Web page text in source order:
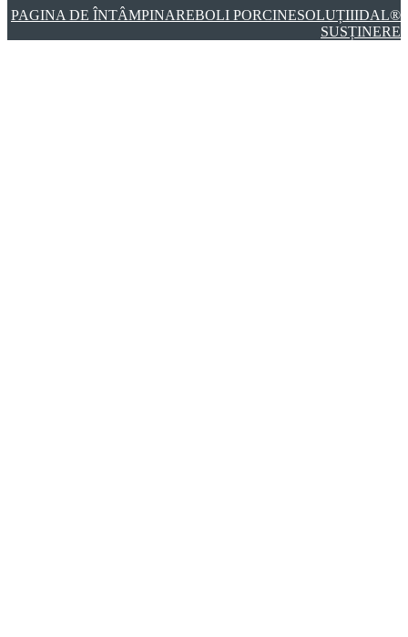
PAGINA DE ÎNTÂMPINAREBOLI PORCINESOLUȚIIIDAL®
SUSȚINERE